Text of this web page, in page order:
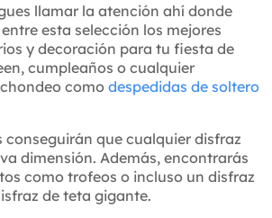
llamar la atención ahí donde
esta selección los mejores
y decoración para tu fiesta de
cumpleaños o cualquier
como despedidas de soltero
conseguirán que cualquier disfraz
dimensión. Además, encontrarás
como trofeos o incluso un disfraz
de teta gigante.